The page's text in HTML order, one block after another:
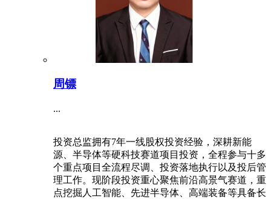
周镖
...
投资总监拥有7年一线股权投资经验，深耕新能
源、半导体等硬科技赛道项目投资，全程参与十多
个重点项目全流程尽调、投资落地执行以及投后管
理工作。现阶段投资重心聚焦前沿高景气赛道，重
点挖掘人工智能、先进半导体、高端装备等具备长